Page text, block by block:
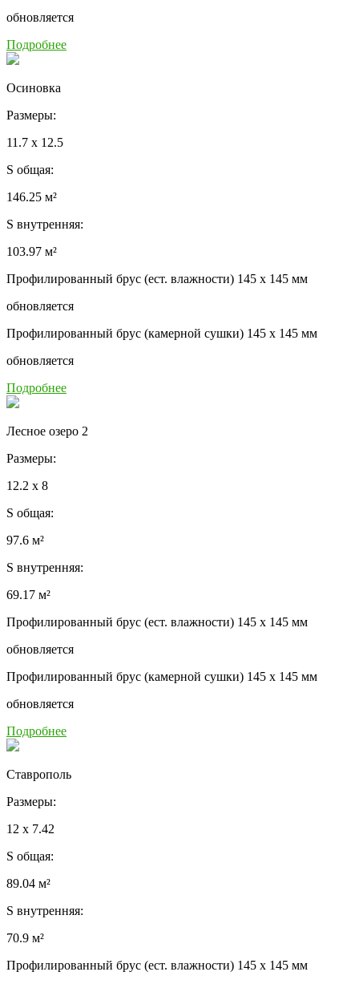
обновляется
Подробнее
Осиновка
Размеры:
11.7 x 12.5
S общая:
146.25 м²
S внутренняя:
103.97 м²
Профилированный брус (ест. влажности) 145 x 145 мм
обновляется
Профилированный брус (камерной сушки) 145 x 145 мм
обновляется
Подробнее
Лесное озеро 2
Размеры:
12.2 x 8
S общая:
97.6 м²
S внутренняя:
69.17 м²
Профилированный брус (ест. влажности) 145 x 145 мм
обновляется
Профилированный брус (камерной сушки) 145 x 145 мм
обновляется
Подробнее
Ставрополь
Размеры:
12 x 7.42
S общая:
89.04 м²
S внутренняя:
70.9 м²
Профилированный брус (ест. влажности) 145 x 145 мм